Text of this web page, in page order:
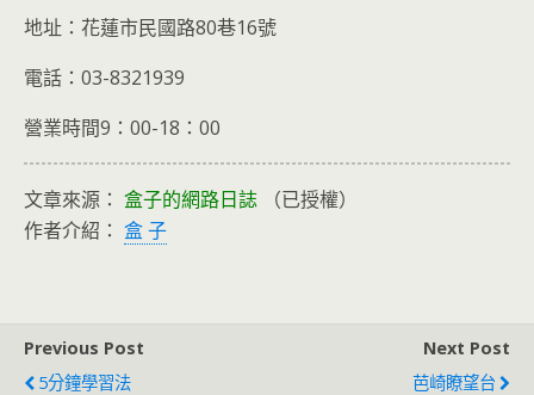
地址：花蓮市民國路80巷16號
電話：03-8321939
營業時間9：00-18：00
文章來源： 盒子的網路日誌
（已授權）
作者介紹： 盒 子
Previous Post
5分鐘學習法
Next Post
芭崎瞭望台